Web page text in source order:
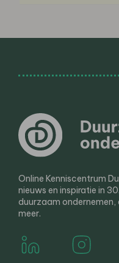
Online Kenniscentrum
nieuws en inspiratie in
duurzaam ondernemen,
meer.